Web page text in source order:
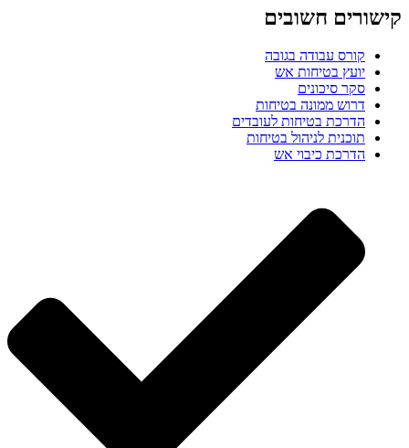
קישורים חשובים
קורס עבודה בגובה
יועץ בטיחות אש
סקר סיכונים
דרוש ממונה בטיחות
הדרכת בטיחות לעובדים
תוכנית לניהול בטיחות
הדרכת כיבוי אש